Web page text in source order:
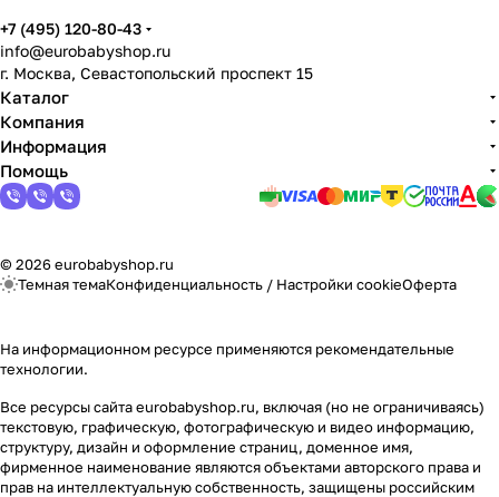
+7 (495) 120-80-43
info@eurobabyshop.ru
г. Москва, Севастопольский проспект 15
Каталог
Компания
Информация
Помощь
© 2026 eurobabyshop.ru
Темная темаКонфиденциальность / Настройки cookieОферта
На информационном ресурсе применяются рекомендательные
технологии.
Все ресурсы сайта eurobabyshop.ru, включая (но не ограничиваясь)
текстовую, графическую, фотографическую и видео информацию,
структуру, дизайн и оформление страниц, доменное имя,
фирменное наименование являются объектами авторского права и
прав на интеллектуальную собственность, защищены российским